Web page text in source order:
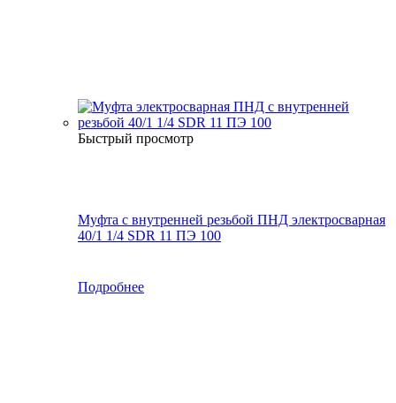
Быстрый просмотр
Муфта с внутренней резьбой ПНД электросварная
40/1 1/4 SDR 11 ПЭ 100
Подробнее